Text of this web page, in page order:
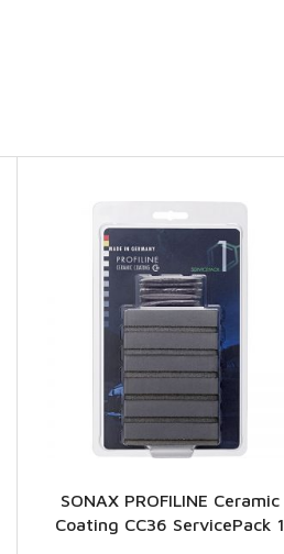
SONAX PROFILINE Ceramic
Coating CC36 ServicePack 1